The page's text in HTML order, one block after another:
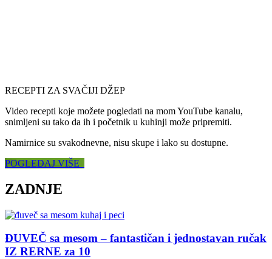
RECEPTI ZA SVAČIJI DŽEP
Video recepti koje možete pogledati na mom YouTube kanalu,
snimljeni su tako da ih i početnik u kuhinji može pripremiti.
Namirnice su svakodnevne, nisu skupe i lako su dostupne.
POGLEDAJ VIŠE
ZADNJE
ĐUVEČ sa mesom – fantastičan i jednostavan ručak
IZ RERNE za 10